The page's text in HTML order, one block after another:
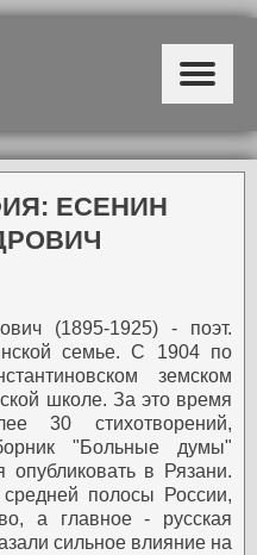
ЕСЕНИН
(1895-1925) - поэт.
семье. С 1904 по
земском
школе. За это время
30 стихотворений,
"Больные думы"
в Рязани.
полосы России,
а главное - русская
сильное влияние на